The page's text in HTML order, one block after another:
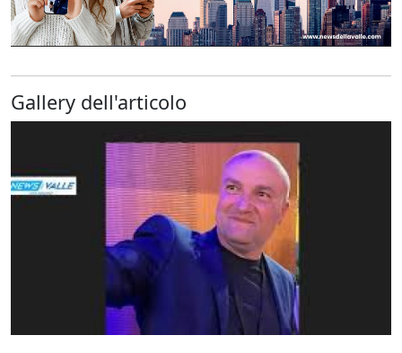
Gallery dell'articolo